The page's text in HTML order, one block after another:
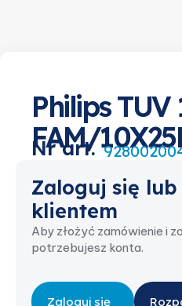
Philips TUV
FAM/
Nr art.
Zaloguj się lub
klientem
Aby złożyć zamówienie i
potrzebujesz konta.
Zaloguj się